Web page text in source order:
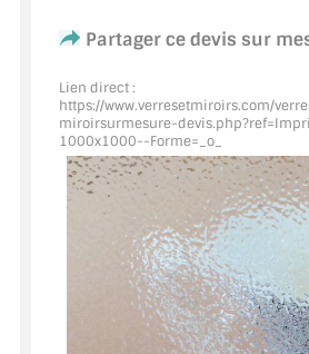
ACCESSOIRES &
CATALOGUE DE PROFILS ET
VERRE
LES FIXATIONS POUR MIROIR
LES PROFILS PAROI DE VERRE
VITRINE EN VERRE
CONNECTEURS ET
Partager ce devis sur
Lien direct :
https://www.verresetmiroirs.com/
miroirsurmesure-
1000x1000--Forme=_o_